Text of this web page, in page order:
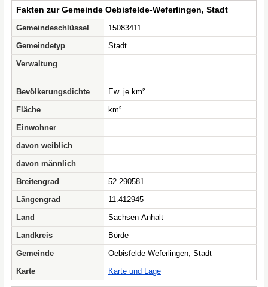
Fakten zur Gemeinde Oebisfelde-Weferlingen, Stadt
Gemeindeschlüssel
15083411
Gemeindetyp
Stadt
Verwaltung
Bevölkerungsdichte
Ew. je km²
Fläche
km²
Einwohner
davon weiblich
davon männlich
Breitengrad
52.290581
Längengrad
11.412945
Land
Sachsen-Anhalt
Landkreis
Börde
Gemeinde
Oebisfelde-Weferlingen, Stadt
Karte
Karte und Lage